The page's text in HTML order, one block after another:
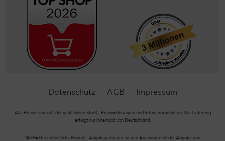
Datenschutz AGB Impressum
Alle Preise sind inkl. der gestzlichen MwSt. Preisänderungen und Irrtum vorbehalten. Die Lieferung
erfolgt nur innerhalb von Deutschland.
*AVP= Der einheitliche Produkt-Abgabepreis, der für den Ausnahmefall der Abgabe und